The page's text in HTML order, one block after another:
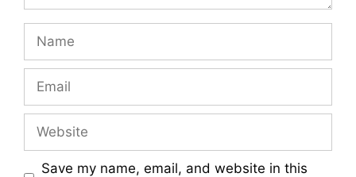
Save my name, email, and website in this